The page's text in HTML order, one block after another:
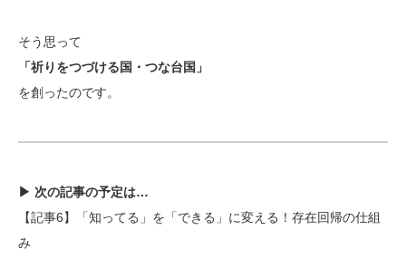
そう思って
「祈りをつづける国・つな台国」
を創ったのです。
▶ 次の記事の予定は…
【記事6】「知ってる」を「できる」に変える！存在回帰の仕組
み